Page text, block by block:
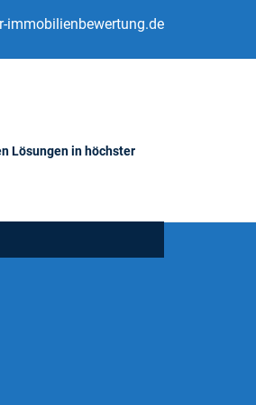
immobilienbewertung.de
Lösungen in höchster